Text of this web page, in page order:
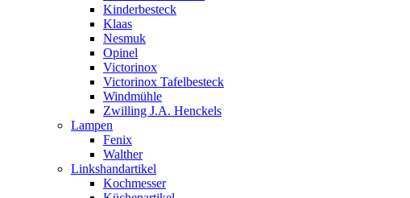
Kinderbesteck
Klaas
Nesmuk
Opinel
Victorinox
Victorinox Tafelbesteck
Windmühle
Zwilling J.A. Henckels
Lampen
Fenix
Walther
Linkshandartikel
Kochmesser